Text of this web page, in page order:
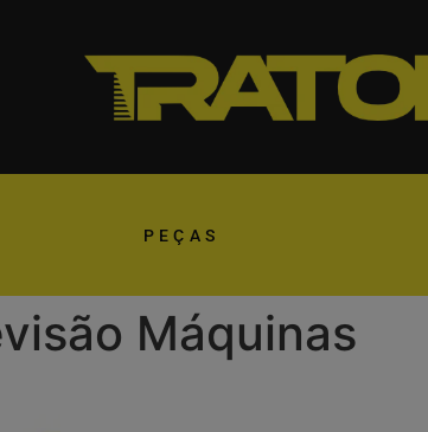
PEÇAS
Máquinas